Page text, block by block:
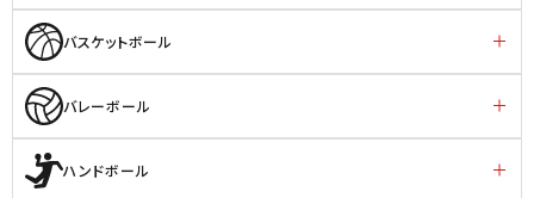
バスケットボール
バレーボール
ハンドボール